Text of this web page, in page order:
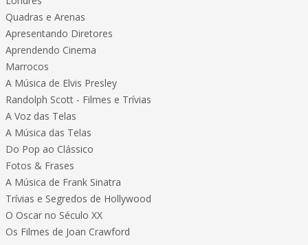
Quadras e Arenas
Apresentando Diretores
Aprendendo Cinema
Marrocos
A Música de Elvis Presley
Randolph Scott - Filmes e Trívias
A Voz das Telas
A Música das Telas
Do Pop ao Clássico
Fotos & Frases
A Música de Frank Sinatra
Trívias e Segredos de Hollywood
O Oscar no Século XX
Os Filmes de Joan Crawford